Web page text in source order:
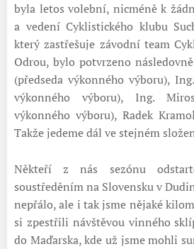
byla letos volební, nicméně k
a vedení Cyklistického klubu
který zastřešuje závodní team
Odrou, bylo potvrzeno
(předseda výkonného výboru),
výkonného výboru), Ing.
výkonného výboru), Radek
Takže jedeme dál ve stejném
Někteří z nás sezónu
soustředěním na Slovensku v
nepřálo, ale i tak jsme nějaké
si zpestřili návštěvou vinného
do Maďarska, kde už jsme mohli